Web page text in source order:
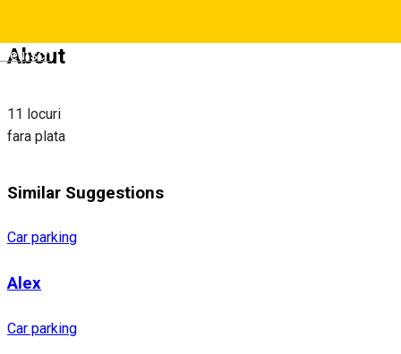
Deutsch
About
11 locuri
fara plata
Similar Suggestions
Car parking
Alex
Car parking